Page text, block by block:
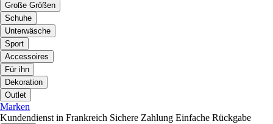
Große Größen
Schuhe
Unterwäsche
Sport
Accessoires
Für ihn
Dekoration
Outlet
Marken
Kundendienst in Frankreich Sichere Zahlung Einfache Rückgabe